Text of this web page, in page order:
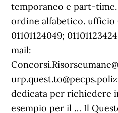
temporaneo e part-time.
ordine alfabetico. ufficio
01101124049;
mail:
dedicata per richiedere
esempio per il … Il